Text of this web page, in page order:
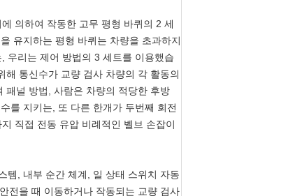
의하여 작동한 고무 평형 바퀴의 2 세
유지하는 평형 바퀴는 차량을 초과하지
우리는 제어 방법의 3 세트를 이용했습
통신수가 교량 검사 차량의 각 활동의
패널 방법, 사람은 차량의 적당한 후방
를 지키는, 또 다른 한개가 두번째 회전
직접 전동 유압 비례적인 벨브 손잡이
템, 내부 순간 체계, 일 상태 스위치 자동
전을 때 이동하거나 작동되는 교량 검사